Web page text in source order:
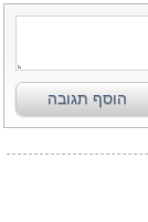
הוסף תגובה